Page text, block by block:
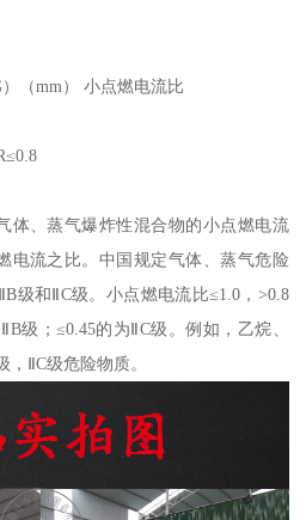
（mm） 小点燃电流比
体、蒸气爆炸性混合物的小点燃电流
电流之比。中国规定气体、蒸气危险
级和ⅡC级。小点燃电流比≤1.0，>0.8
级；≤0.45的为ⅡC级。例如，乙烷、
ⅡC级危险物质。